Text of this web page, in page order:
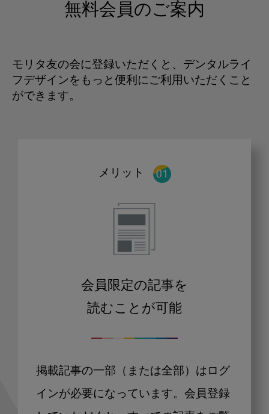
無料会員のご案内
モリタ友の会に登録いただくと、デンタルライ
フデザインをもっと便利にご利用いただくこと
ができます。
メリット
会員限定の記事を
読むことが可能
掲載記事の一部（または全部）はログ
インが必要になっています。会員登録